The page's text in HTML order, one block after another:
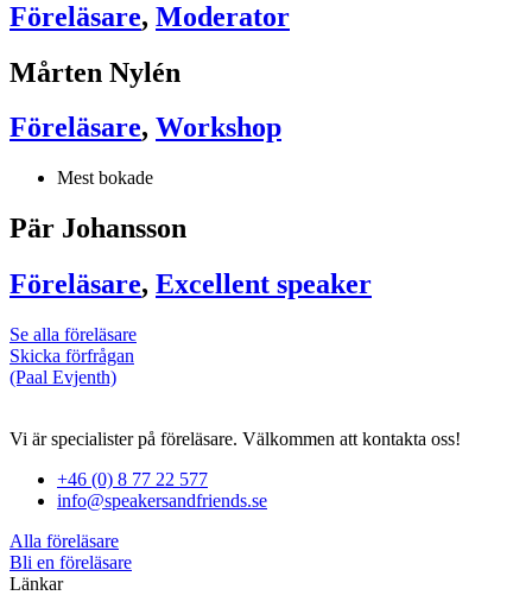
Föreläsare, Moderator
Mårten Nylén
Föreläsare, Workshop
Mest bokade
Pär Johansson
Föreläsare, Excellent speaker
Se alla föreläsare
Skicka förfrågan
(Paal Evjenth)
Vi är specialister på föreläsare. Välkommen att kontakta oss!
+46 (0) 8 77 22 577
info@speakersandfriends.se
Alla föreläsare
Bli en föreläsare​
Länkar